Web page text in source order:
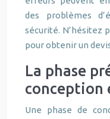
des problèmes
sécurité. N’hésitez
pour obtenir un
La phase
conception
Une phase de